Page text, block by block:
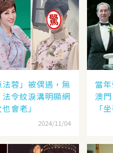
蓉」被偶遇，無
令紋淚溝明顯網
會老」
2024/11/04
當
澳
「